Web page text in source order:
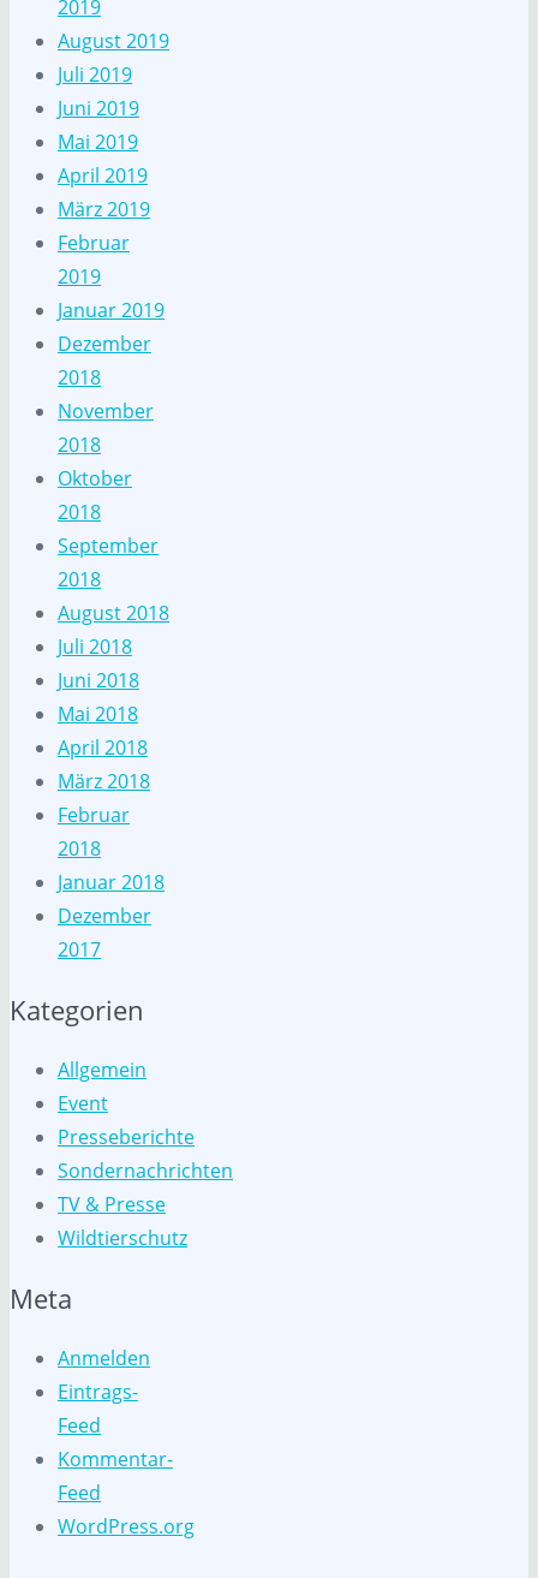
2019
August 2019
Juli 2019
Juni 2019
Mai 2019
April 2019
März 2019
Februar
2019
Januar 2019
Dezember
2018
November
2018
Oktober
2018
September
2018
August 2018
Juli 2018
Juni 2018
Mai 2018
April 2018
März 2018
Februar
2018
Januar 2018
Dezember
2017
Kategorien
Allgemein
Event
Presseberichte
Sondernachrichten
TV & Presse
Wildtierschutz
Meta
Anmelden
Eintrags-
Feed
Kommentar-
Feed
WordPress.org